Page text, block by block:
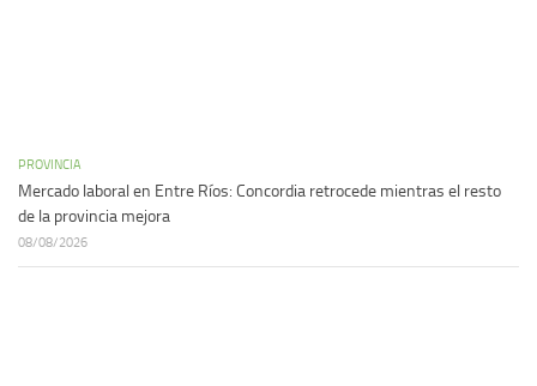
PROVINCIA
Mercado laboral en Entre Ríos: Concordia retrocede mientras el resto
de la provincia mejora
08/08/2026